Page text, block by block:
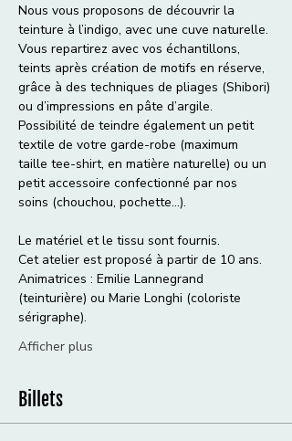
Nous vous proposons de découvrir la
teinture à l’indigo, avec une cuve naturelle.
Vous repartirez avec vos échantillons,
teints après création de motifs en réserve,
grâce à des techniques de pliages (Shibori)
ou d’impressions en pâte d’argile.
Possibilité de teindre également un petit
textile de votre garde-robe (maximum
taille tee-shirt, en matière naturelle) ou un
petit accessoire confectionné par nos
soins (chouchou, pochette...).
Le matériel et le tissu sont fournis.
Cet atelier est proposé à partir de 10 ans.
Animatrices : Emilie Lannegrand
(teinturière) ou Marie Longhi (coloriste
sérigraphe).
Afficher plus
Billets